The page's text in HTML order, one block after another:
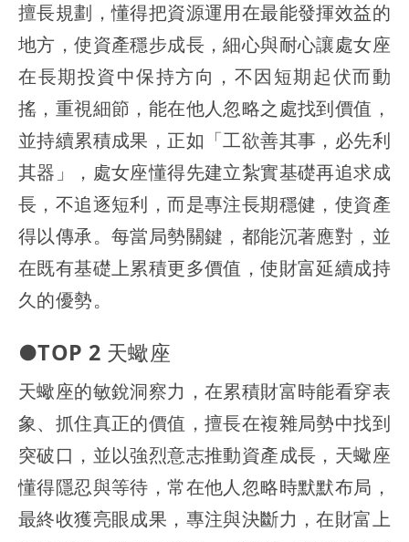
擅長規劃，懂得把資源運用在最能發揮效益的
地方，使資產穩步成長，細心與耐心讓處女座
在長期投資中保持方向，不因短期起伏而動
搖，重視細節，能在他人忽略之處找到價值，
並持續累積成果，正如「工欲善其事，必先利
其器」，處女座懂得先建立紮實基礎再追求成
長，不追逐短利，而是專注長期穩健，使資產
得以傳承。每當局勢關鍵，都能沉著應對，並
在既有基礎上累積更多價值，使財富延續成持
久的優勢。
●TOP 2 天蠍座
天蠍座的敏銳洞察力，在累積財富時能看穿表
象、抓住真正的價值，擅長在複雜局勢中找到
突破口，並以強烈意志推動資產成長，天蠍座
懂得隱忍與等待，常在他人忽略時默默布局，
最終收獲亮眼成果，專注與決斷力，在財富上